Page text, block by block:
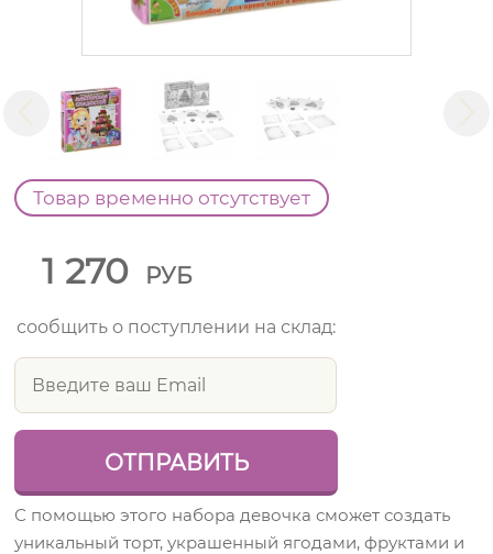
Товар временно отсутствует
1 270 РУБ
сообщить о поступлении на склад:
С помощью этого набора девочка сможет создать
уникальный торт, украшенный ягодами, фруктами и